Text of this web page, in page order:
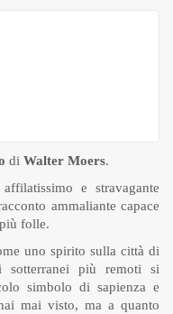
di Walter Moers.
e stravagante
ammaliante capace
folle.
uno spirito sulla città di
sotterranei più remoti si
simbolo di sapienza e
mai visto, ma a quanto